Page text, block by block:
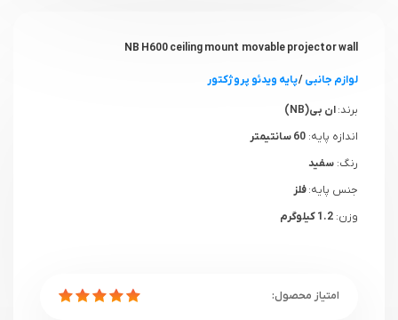
NB H600 ceiling mount movable projector wall
لوازم جانبی/پایه ویدئو پروژکتور
برند:ان بی(NB)
اندازه پایه: 60 سانتیمتر
رنگ: سفید
جنس پایه:فلز
وزن: 1.2 کیلوگرم